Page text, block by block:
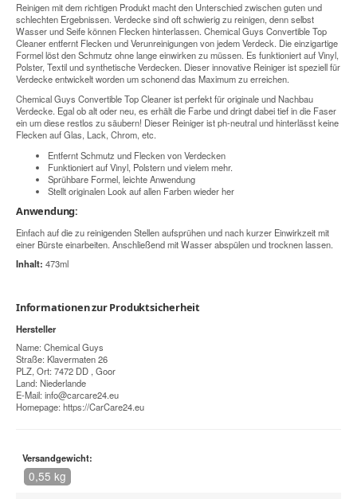
Reinigen mit dem richtigen Produkt macht den Unterschied zwischen guten und
schlechten Ergebnissen. Verdecke sind oft schwierig zu reinigen, denn selbst
Wasser und Seife können Flecken hinterlassen. Chemical Guys Convertible Top
Cleaner entfernt Flecken und Verunreinigungen von jedem Verdeck. Die einzigartige
Formel löst den Schmutz ohne lange einwirken zu müssen. Es funktioniert auf Vinyl,
Polster, Textil und synthetische Verdecken. Dieser innovative Reiniger ist speziell für
Verdecke entwickelt worden um schonend das Maximum zu erreichen.
Chemical Guys Convertible Top Cleaner ist perfekt für originale und Nachbau
Verdecke. Egal ob alt oder neu, es erhält die Farbe und dringt dabei tief in die Faser
ein um diese restlos zu säubern! Dieser Reiniger ist ph-neutral und hinterlässt keine
Flecken auf Glas, Lack, Chrom, etc.
Entfernt Schmutz und Flecken von Verdecken
Funktioniert auf Vinyl, Polstern und vielem mehr.
Sprühbare Formel, leichte Anwendung
Stellt originalen Look auf allen Farben wieder her
Anwendung:
Einfach auf die zu reinigenden Stellen aufsprühen und nach kurzer Einwirkzeit mit
einer Bürste einarbeiten. Anschließend mit Wasser abspülen und trocknen lassen.
Inhalt: 473ml
Informationen zur Produktsicherheit
Hersteller
Name: Chemical Guys
Straße: Klavermaten 26
PLZ, Ort: 7472 DD , Goor
Land: Niederlande
E-Mail: info@carcare24.eu
Homepage: https://CarCare24.eu
Versandgewicht:
0,55 kg